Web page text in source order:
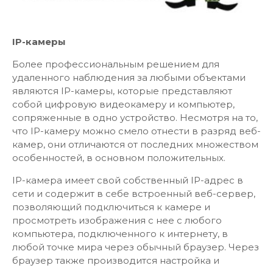
IP-камеры
Более профессиональным решением для
удаленного наблюдения за любыми объектами
являются IP-камеры, которые представляют
собой цифровую видеокамеру и компьютер,
сопряженные в одно устройство. Несмотря на то,
что IP-камеру можно смело отнести в разряд веб-
камер, они отличаются от последних множеством
особенностей, в основном положительных.
IP-камера имеет свой собственный IP-адрес в
сети и содержит в себе встроенный веб-сервер,
позволяющий подключиться к камере и
просмотреть изображения с нее с любого
компьютера, подключенного к интернету, в
любой точке мира через обычный браузер. Через
браузер также производится настройка и